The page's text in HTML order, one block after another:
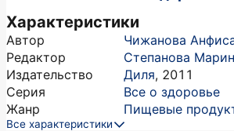
Характеристики
Автор
Чижанова
Редактор
Степанова
Издательство
Диля, 2011
Серия
Все о здоровье
Жанр
Пищевые
Все характеристики